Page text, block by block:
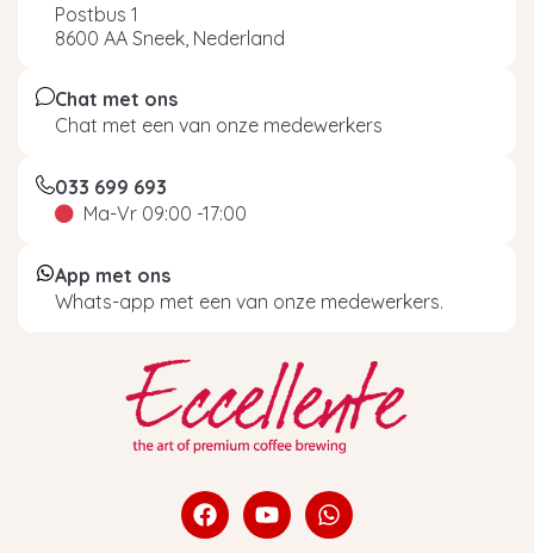
Postbus 1
8600 AA Sneek, Nederland
Chat met ons
Chat met een van onze medewerkers
033 699 693
Ma-Vr 09:00 -17:00
App met ons
Whats-app met een van onze medewerkers.